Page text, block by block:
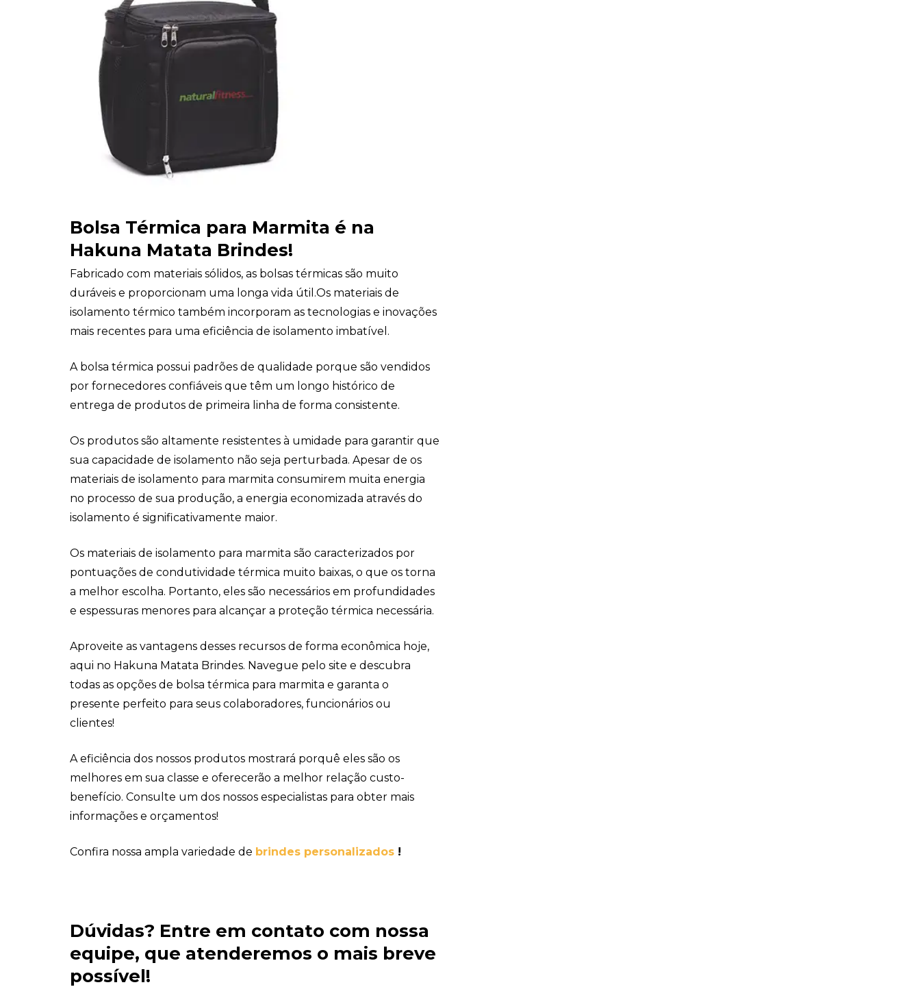
Bolsa Térmica para Marmita é na
Hakuna Matata Brindes!
Fabricado com materiais sólidos, as bolsas térmicas são muito
duráveis ​​e proporcionam uma longa vida útil.Os materiais de
isolamento térmico também incorporam as tecnologias e inovações
mais recentes para uma eficiência de isolamento imbatível.
A bolsa térmica possui padrões de qualidade porque são vendidos
por fornecedores confiáveis ​​que têm um longo histórico de
entrega de produtos de primeira linha de forma consistente.
Os produtos são altamente resistentes à umidade para garantir que
sua capacidade de isolamento não seja perturbada. Apesar de os
materiais de isolamento para marmita consumirem muita energia
no processo de sua produção, a energia economizada através do
isolamento é significativamente maior.
Os materiais de isolamento para marmita são caracterizados por
pontuações de condutividade térmica muito baixas, o que os torna
a melhor escolha. Portanto, eles são necessários em profundidades
e espessuras menores para alcançar a proteção térmica necessária.
Aproveite as vantagens desses recursos de forma econômica hoje,
aqui no Hakuna Matata Brindes. Navegue pelo site e descubra
todas as opções de bolsa térmica para marmita e garanta o
presente perfeito para seus colaboradores, funcionários ou
clientes!
A eficiência dos nossos produtos mostrará porquê eles são os
melhores em sua classe e oferecerão a melhor relação custo-
benefício. Consulte um dos nossos especialistas para obter mais
informações e orçamentos!
Confira nossa ampla variedade de brindes personalizados !
Dúvidas? Entre em contato com nossa
equipe, que atenderemos o mais breve
possível!